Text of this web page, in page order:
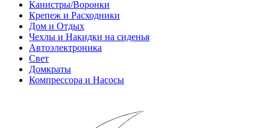
Канистры/Воронки
Крепеж и Расходники
Дом и Отдых
Чехлы и Накидки на сиденья
Автоэлектроника
Свет
Домкраты
Компрессора и Насосы